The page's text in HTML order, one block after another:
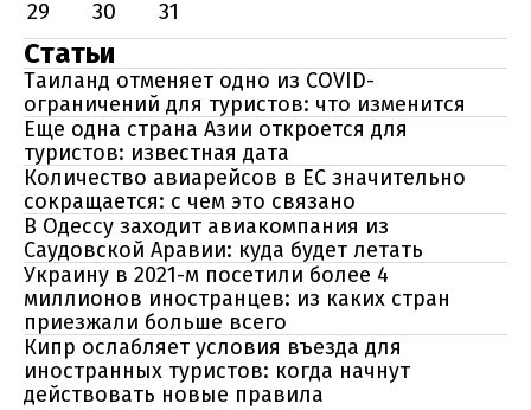
29
30 31
Статьи
Таиланд отменяет одно из COVID-
ограничений для туристов: что изменится
Еще одна страна Азии откроется для
туристов: известная дата
Количество авиарейсов в ЕС значительно
сокращается: с чем это связано
В Одессу заходит авиакомпания из
Саудовской Аравии: куда будет летать
Украину в 2021-м посетили более 4
миллионов иностранцев: из каких стран
приезжали больше всего
Кипр ослабляет условия въезда для
иностранных туристов: когда начнут
действовать новые правила